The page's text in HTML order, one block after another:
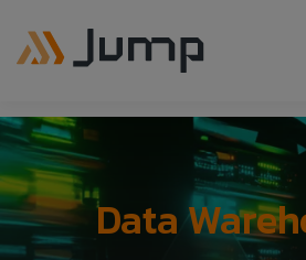
Data